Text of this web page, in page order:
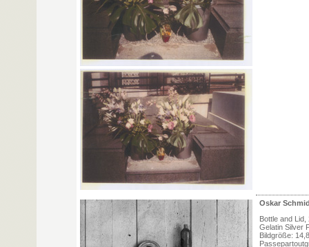
Oskar
Bottle and Lid,
Gelatin Silver
Bildgröße: